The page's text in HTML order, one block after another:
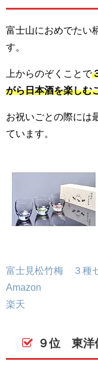
富士山におめでたい
す。
上からのぞくことで
がら日本酒を楽しむ
お祝いごとの際には
ています。
富士見松竹梅 ３種
Amazon
楽天
９位 東洋